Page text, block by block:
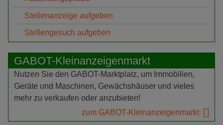
Stellenanzeige aufgeben
Stellengesuch aufgeben
GABOT-Kleinanzeigenmarkt
Nutzen Sie den GABOT-Marktplatz, um Immobilien,
Geräte und Maschinen, Gewächshäuser und vieles
mehr zu verkaufen oder anzubieten!
zum GABOT-Kleinanzeigenmarkt